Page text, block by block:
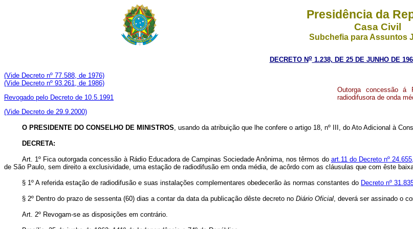
Presidência da
Casa Civil
Subchefia para Assuntos
DECRETO No1.238, DE 25 DE JUNHO DE
(Vide Decreto nº 77.588, de 1976)
(Vide Decreto nº 93.261, de 1986)
Revogado pelo Decreto de 10.5.1991
(Vide Decreto de 29.9.2000)
Outorga concessão á
radiodifusora de onda
O PRESIDENTE DO CONSELHO DE MINISTROS, usando da atribuição que lhe confere o artigo 18, nº III, do Ato Adicional à
DECRETA:
Art. 1º Fica outorgada concessão à Rádio Educadora de Campinas Sociedade Anônima, nos têrmos do art.11 do Decreto nº
de São Paulo, sem direito a exclusividade, uma estação de radiodifusão em onda média, de acôrdo com as cláusulas que com êste
§ 1º A referida estação de radiodifusão e suas instalações complementares obedecerão às normas constantes do Decreto nº
§ 2º Dentro do prazo de sessenta (60) dias a contar da data da publicação dêste decreto no Diário Oficial, deverá ser assinado o
Art. 2º Revogam-se as disposições em contrário.